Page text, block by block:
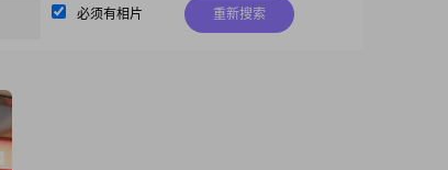
必须有相片 重新搜索